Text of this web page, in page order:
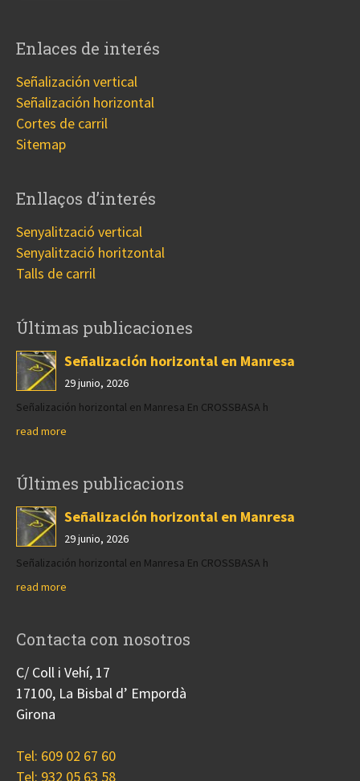
Enlaces de interés
Señalización vertical
Señalización horizontal
Cortes de carril
Sitemap
Enllaços d’interés
Senyalització vertical
Senyalització horitzontal
Talls de carril
Últimas publicaciones
Señalización horizontal en Manresa
29 junio, 2026
Señalización horizontal en Manresa En CROSSBASA h
read more
Últimes publicacions
Señalización horizontal en Manresa
29 junio, 2026
Señalización horizontal en Manresa En CROSSBASA h
read more
Contacta con nosotros
C/ Coll i Vehí, 17
17100, La Bisbal d’ Empordà
Girona
Tel: 609 02 67 60
Tel: 932 05 63 58